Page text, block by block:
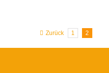
Zurück 1 2